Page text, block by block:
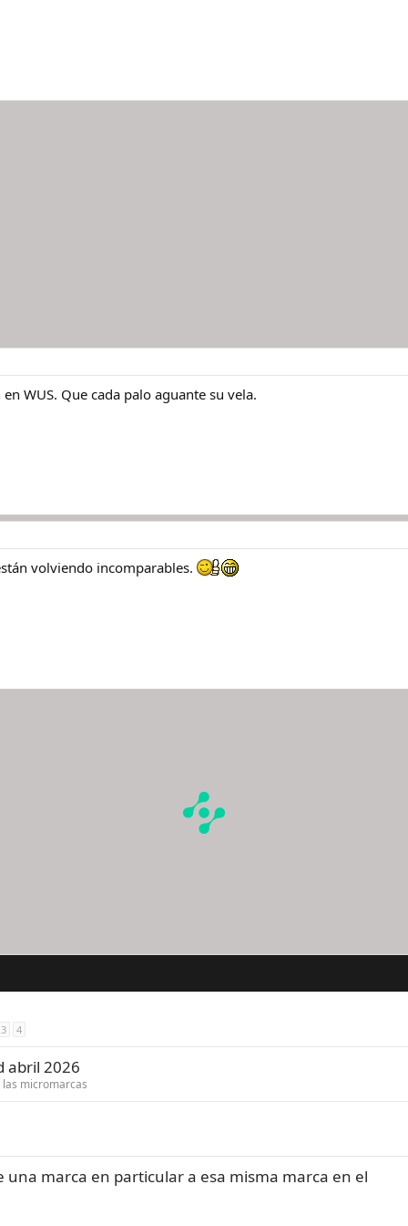
WUS. Que cada palo aguante su vela.
volviendo incomparables.
3 4
abril 2026
micromarcas
una marca en particular a esa misma marca en el